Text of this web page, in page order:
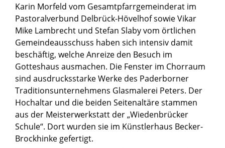
Karin Morfeld vom Gesamtpfarrgemeinderat im
Pastoralverbund Delbrück-Hövelhof sowie Vikar
Mike Lambrecht und Stefan Slaby vom örtlichen
Gemeindeausschuss haben sich intensiv damit
beschäftig, welche Anreize den Besuch im
Gotteshaus ausmachen. Die Fenster im Chorraum
sind ausdrucksstarke Werke des Paderborner
Traditionsunternehmens Glasmalerei Peters. Der
Hochaltar und die beiden Seitenaltäre stammen
aus der Meisterwerkstatt der „Wiedenbrücker
Schule“. Dort wurden sie im Künstlerhaus Becker-
Brockhinke gefertigt.